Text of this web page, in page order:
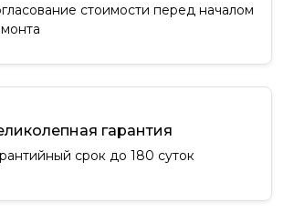
стоимости перед началом
гарантия
срок до 180 суток